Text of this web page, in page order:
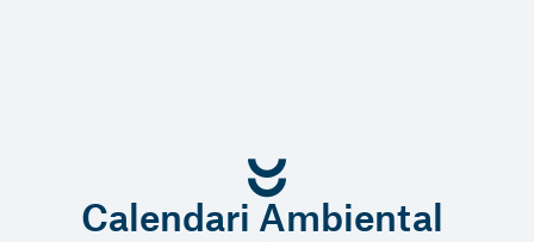
Calendari Ambiental